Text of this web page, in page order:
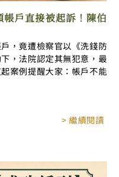
帳戶直接被起訴！陳伯
，竟遭檢察官以《洗錢防
，法院認定其無犯意，最
案例提醒大家：帳戶不能
> 繼續閱讀